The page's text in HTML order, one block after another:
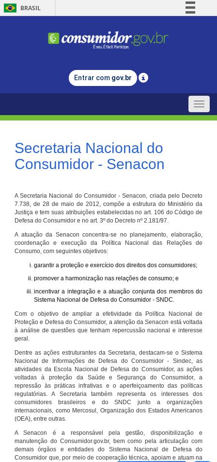
BRASIL
Comunica BR
Legislação
Entrar com gov.br
Toggle
Secretaria Nacional do
Consumidor - Senacon
A Secretaria Nacional do Consumidor - Senacon, criada pelo Decreto
7.738, de 28 de maio de 2012, compõe a estrutura do Ministério da
Justiça e tem suas atribuições estabelecidas no art. 106 do Código de
Defesa do Consumidor e no art. 3º do Decreto nº 2.181/97.
A atuação da Senacon concentra-se no planejamento, elaboração,
coordenação e execução da Política Nacional das Relações de
Consumo, com seguintes objetivos:
garantir a proteção e exercício dos direitos dos consumidores;
promover a harmonização nas relações de consumo; e
incentivar a integração e a atuação conjunta dos membros do
Sistema Nacional de Defesa do Consumidor - SNDC.
Com o objetivo de ampliar a efetividade da Política Nacional de
Proteção e Defesa do Consumidor, a atenção da Senacon está voltada
à análise de questões que tenham repercussão nacional e interesse
geral.
Dentre as ações estruturantes da Secretaria, destacam-se o Sistema
Nacional de Informações de Defesa do Consumidor - Sindec, as
atividades da Escola Nacional de Defesa do Consumidor, as ações
voltadas à proteção da Saúde e Segurança do Consumidor, a
repressão às práticas infrativas e o aperfeiçoamento das políticas
regulatórias. A Secretaria também representa os interesses dos
consumidores brasileiros e do SNDC junto a organizações
internacionais, como Mercosul, Organização dos Estados Americanos
(OEA), entre outras.
A Senacon é a responsável pela gestão, disponibilização e
manutenção do Consumidor.gov.br, bem como pela articulação com
demais órgãos e entidades do Sistema Nacional de Defesa do
Consumidor que, por meio de cooperação técnica, apoiam e atuam na